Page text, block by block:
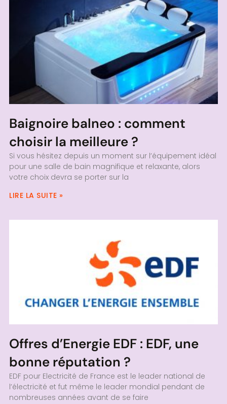
Baignoire balneo : comment
choisir la meilleure ?
Si vous hésitez depuis un moment sur l’équipement idéal
pour une salle de bain magnifique et relaxante, alors
votre choix devra se porter sur la
LIRE LA SUITE »
Offres d’Energie EDF : EDF, une
bonne réputation ?
EDF pour Electricité de France est le leader national de
l’électricité et fut même le leader mondial pendant de
nombreuses années avant de se faire